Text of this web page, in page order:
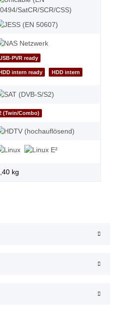
PVR ready
intern ready HDD intern
(Twin/Combo)
kg